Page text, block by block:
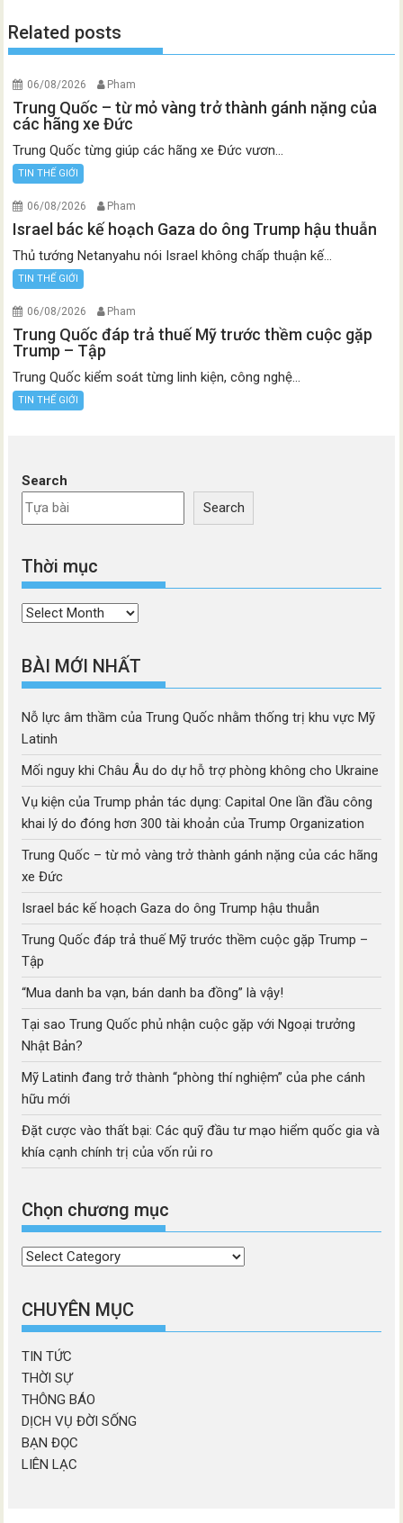
Related posts
06/08/2026 Pham
Trung Quốc – từ mỏ vàng trở thành gánh nặng của
các hãng xe Đức
Trung Quốc từng giúp các hãng xe Đức vươn...
TIN THẾ GIỚI
06/08/2026 Pham
Israel bác kế hoạch Gaza do ông Trump hậu thuẫn
Thủ tướng Netanyahu nói Israel không chấp thuận kế...
TIN THẾ GIỚI
06/08/2026 Pham
Trung Quốc đáp trả thuế Mỹ trước thềm cuộc gặp
Trump – Tập
Trung Quốc kiểm soát từng linh kiện, công nghệ...
TIN THẾ GIỚI
Search
Search
Thời mục
Thời
BÀI MỚI NHẤT
Nỗ lực âm thầm của Trung Quốc nhằm thống trị khu vực Mỹ
Latinh
Mối nguy khi Châu Âu do dự hỗ trợ phòng không cho Ukraine
Vụ kiện của Trump phản tác dụng: Capital One lần đầu công
khai lý do đóng hơn 300 tài khoản của Trump Organization
Trung Quốc – từ mỏ vàng trở thành gánh nặng của các hãng
xe Đức
Israel bác kế hoạch Gaza do ông Trump hậu thuẫn
Trung Quốc đáp trả thuế Mỹ trước thềm cuộc gặp Trump –
Tập
“Mua danh ba vạn, bán danh ba đồng” là vậy!
Tại sao Trung Quốc phủ nhận cuộc gặp với Ngoại trưởng
Nhật Bản?
Mỹ Latinh đang trở thành “phòng thí nghiệm” của phe cánh
hữu mới
Đặt cược vào thất bại: Các quỹ đầu tư mạo hiểm quốc gia và
khía cạnh chính trị của vốn rủi ro
Chọn chương mục
Chọn
mục
CHUYÊN MỤC
TIN TỨC
THỜI SỰ
THÔNG BÁO
DỊCH VỤ ĐỜI SỐNG
BẠN ĐỌC
LIÊN LẠC